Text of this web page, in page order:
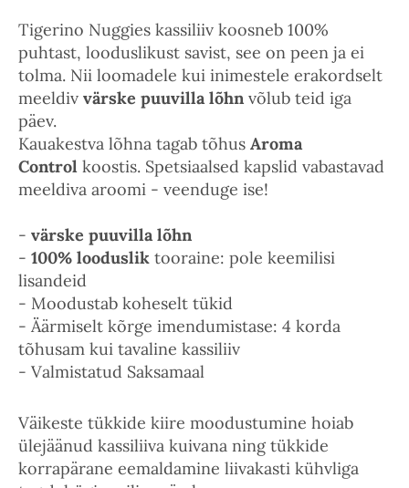
Tigerino Nuggies kassiliiv koosneb 100%
puhtast, looduslikust savist, see on peen ja ei
tolma. Nii loomadele kui inimestele erakordselt
meeldiv värske puuvilla lõhn võlub teid iga
päev.
Kauakestva lõhna tagab tõhus Aroma
Control koostis. Spetsiaalsed kapslid vabastavad
meeldiva aroomi - veenduge ise!
- värske puuvilla lõhn
- 100% looduslik tooraine: pole keemilisi
lisandeid
- Moodustab koheselt tükid
- Äärmiselt kõrge imendumistase: 4 korda
tõhusam kui tavaline kassiliiv
- Valmistatud Saksamaal
Väikeste tükkide kiire moodustumine hoiab
ülejäänud kassiliiva kuivana ning tükkide
korrapärane eemaldamine liivakasti kühvliga